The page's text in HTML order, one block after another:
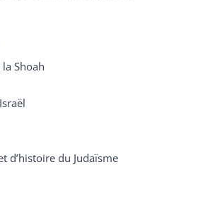
Shoah
d’histoire du Judaïsme